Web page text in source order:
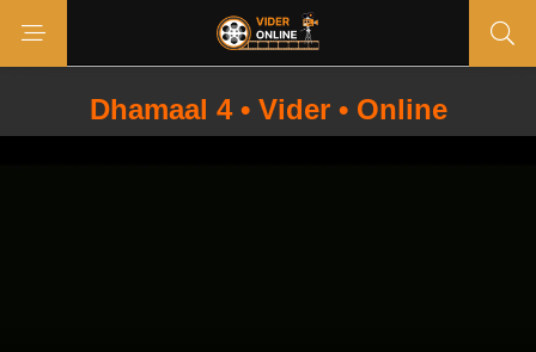
Dhamaal 4 • Vider • Online